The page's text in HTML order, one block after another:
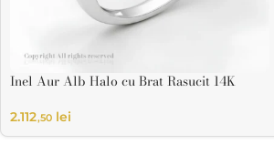
Inel Aur Alb Halo cu Brat Rasucit 14K
2.112,50 lei